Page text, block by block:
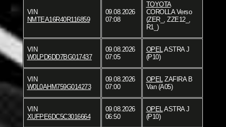
VIN
NMTEA16R40R116859
09.08.2026
07:08
TOYOTA
COROLLA Verso
(ZER_, ZZE12_,
R1_)
VIN
W0LPD6DD7BG017437
09.08.2026
07:05
OPELASTRA J
(P10)
VIN
W0L0AHM759G014273
09.08.2026
07:00
OPELZAFIRA B
Van (A05)
VIN
XUFPE6DC5C3016664
09.08.2026
06:50
OPELASTRA J
(P10)